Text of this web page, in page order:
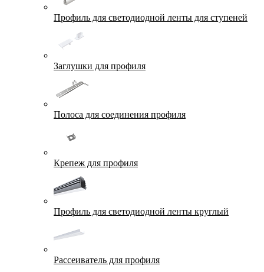
Профиль для светодиодной ленты для ступеней
Заглушки для профиля
Полоса для соединения профиля
Крепеж для профиля
Профиль для светодиодной ленты круглый
Рассеиватель для профиля